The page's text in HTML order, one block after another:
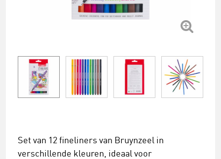
Set van 12 fineliners van Bruynzeel in
verschillende kleuren, ideaal voor